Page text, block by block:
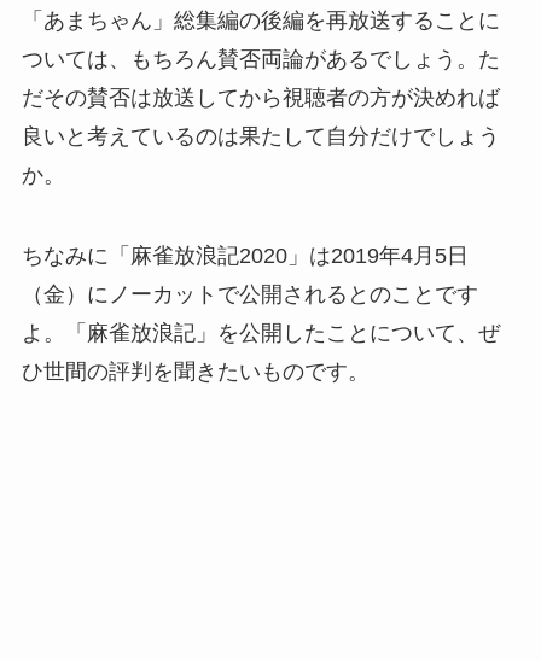
「あまちゃん」総集編の後編を再放送することに
ついては、もちろん賛否両論があるでしょう。た
だその賛否は放送してから視聴者の方が決めれば
良いと考えているのは果たして自分だけでしょう
か。
ちなみに「麻雀放浪記2020」は2019年4月5日
（金）にノーカットで公開されるとのことです
よ。「麻雀放浪記」を公開したことについて、ぜ
ひ世間の評判を聞きたいものです。